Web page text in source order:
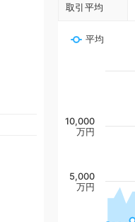
取引平均
平均
5,000
万円
10,000
万円